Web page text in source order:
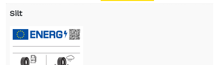
Silt